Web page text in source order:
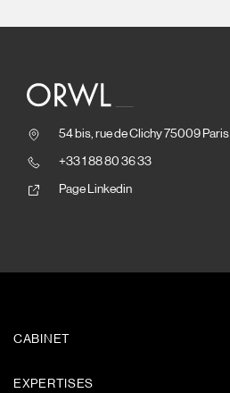
54 bis, rue de Clichy 75009 Paris
+33 1 88 80 36 33
Page Linkedin
CABINET
EXPERTISES